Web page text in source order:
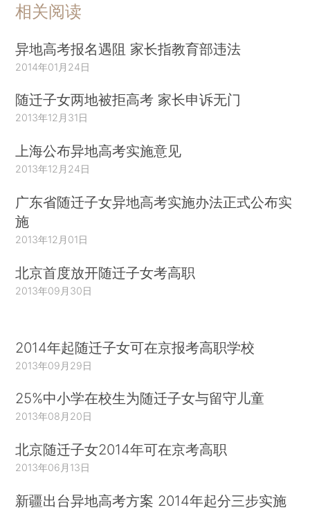
相关阅读
异地高考报名遇阻 家长指教育部违法
2014年01月24日
随迁子女两地被拒高考 家长申诉无门
2013年12月31日
上海公布异地高考实施意见
2013年12月24日
广东省随迁子女异地高考实施办法正式公布实
施
2013年12月01日
北京首度放开随迁子女考高职
2013年09月30日
2014年起随迁子女可在京报考高职学校
2013年09月29日
25%中小学在校生为随迁子女与留守儿童
2013年08月20日
北京随迁子女2014年可在京考高职
2013年06月13日
新疆出台异地高考方案 2014年起分三步实施